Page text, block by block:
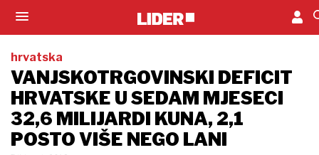
hrvatska
VANJSKOTRGOVINSKI DEFICIT
HRVATSKE U SEDAM MJESECI
32,6 MILIJARDI KUNA, 2,1
POSTO VIŠE NEGO LANI